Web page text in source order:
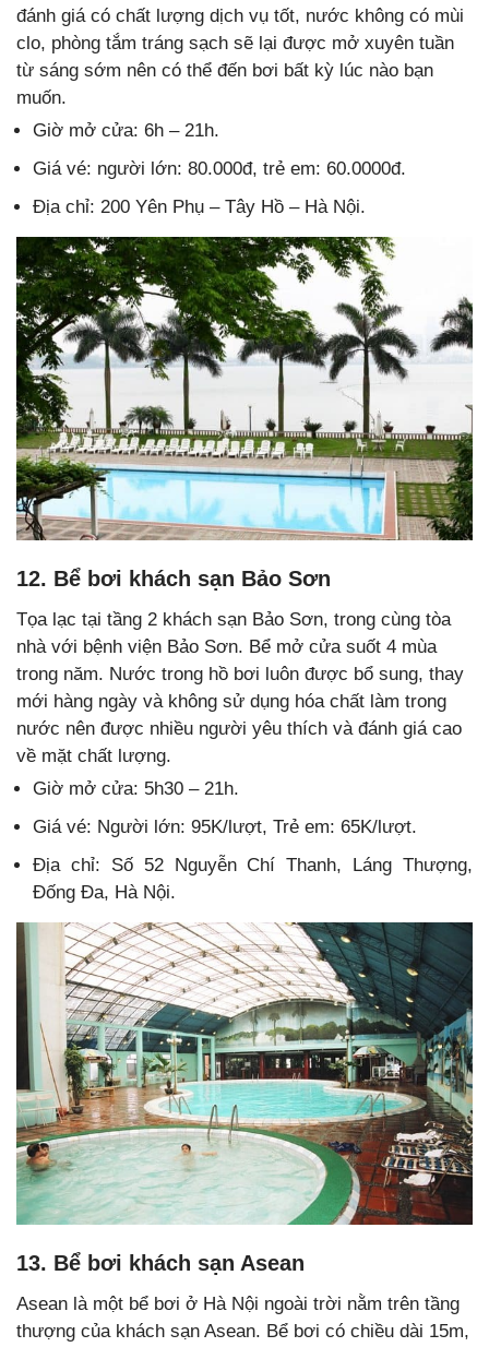
đánh giá có chất lượng dịch vụ tốt, nước không có mùi
clo, phòng tắm tráng sạch sẽ lại được mở xuyên tuần
từ sáng sớm nên có thể đến bơi bất kỳ lúc nào bạn
muốn.
Giờ mở cửa: 6h – 21h.
Giá vé: người lớn: 80.000đ, trẻ em: 60.0000đ.
Địa chỉ: 200 Yên Phụ – Tây Hồ – Hà Nội.
12. Bể bơi khách sạn Bảo Sơn
Tọa lạc tại tầng 2 khách sạn Bảo Sơn, trong cùng tòa
nhà với bệnh viện Bảo Sơn. Bể mở cửa suốt 4 mùa
trong năm. Nước trong hồ bơi luôn được bổ sung, thay
mới hàng ngày và không sử dụng hóa chất làm trong
nước nên được nhiều người yêu thích và đánh giá cao
về mặt chất lượng.
Giờ mở cửa: 5h30 – 21h.
Giá vé: Người lớn: 95K/lượt, Trẻ em: 65K/lượt.
Địa chỉ: Số 52 Nguyễn Chí Thanh, Láng Thượng,
Đống Đa, Hà Nội.
13. Bể bơi khách sạn Asean
Asean là một bể bơi ở Hà Nội ngoài trời nằm trên tầng
thượng của khách sạn Asean. Bể bơi có chiều dài 15m,